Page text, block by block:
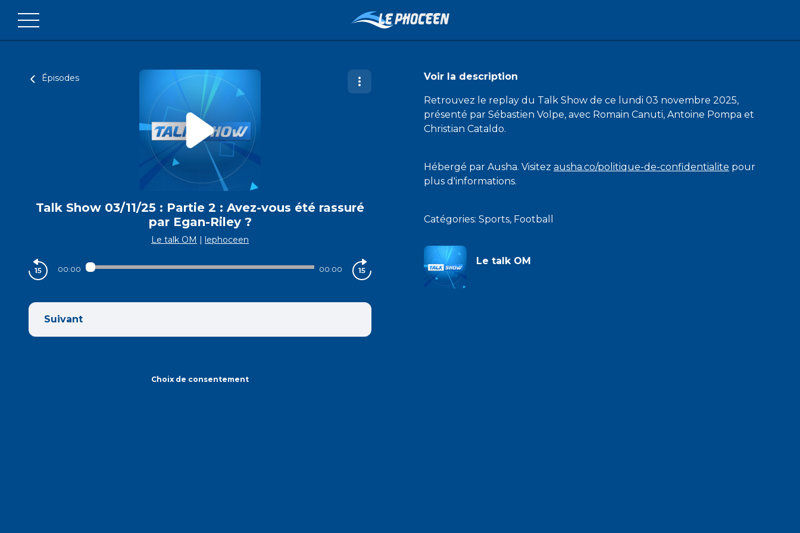
Épisodes
Talk Show 03/11/25 : Partie 2 : Avez-vous été rassuré
par Egan-Riley ?
Le talk OM | lephoceen
00:00 00:00
Suivant
Choix de consentement
Voir la description
Retrouvez le replay du Talk Show de ce lundi 03 novembre 2025,
présenté par Sébastien Volpe, avec Romain Canuti, Antoine Pompa et
Christian Cataldo.
Hébergé par Ausha. Visitez ausha.co/politique-de-confidentialite pour
plus d'informations.
Catégories: Sports, Football
Le talk OM